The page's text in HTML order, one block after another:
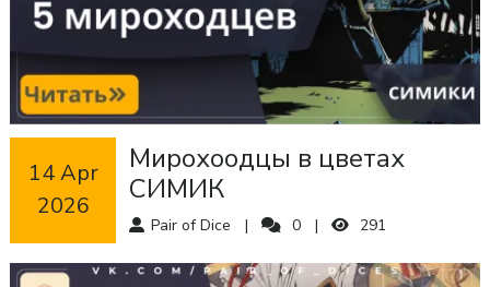
Pair of Dice 0 291
2026
Мирохоодцы в цветах
СИМИК